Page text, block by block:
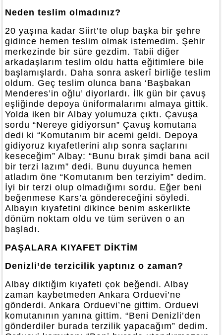
Neden teslim olmadınız?
20 yaşına kadar Siirt’te olup başka bir şehre
gidince hemen teslim olmak istemedim. Şehir
merkezinde bir süre gezdim. Tabii diğer
arkadaşlarım teslim oldu hatta eğitimlere bile
başlamışlardı. Daha sonra askerî birliğe teslim
oldum. Geç teslim olunca bana ‘Başbakan
Menderes’in oğlu’ diyorlardı. İlk gün bir çavuş
eşliğinde depoya üniformalarımı almaya gittik.
Yolda iken bir Albay yolumuza çıktı. Çavuşa
sordu “Nereye gidiyorsun” Çavuş komutana
dedi ki “Komutanım bir acemi geldi. Depoya
gidiyoruz kıyafetlerini alıp sonra saçlarını
keseceğim” Albay: “Bunu bırak şimdi bana acil
bir terzi lazım” dedi. Bunu duyunca hemen
atladım öne “Komutanım ben terziyim” dedim.
İyi bir terzi olup olmadığımı sordu. Eğer beni
beğenmese Kars’a göndereceğini söyledi.
Albayın kıyafetini dikince benim askerlikte
dönüm noktam oldu ve tüm serüven o an
başladı.
PAŞALARA KIYAFET DİKTİM
Denizli’de terzicilik yaptınız o zaman?
Albay diktiğim kıyafeti çok beğendi. Albay
zaman kaybetmeden Ankara Orduevi’ne
gönderdi. Ankara Orduevi’ne gittim. Orduevi
komutanının yanına gittim. “Beni Denizli’den
gönderdiler burada terzilik yapacağım” dedim.